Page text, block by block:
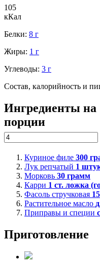
105
кКал
Белки: 8 г
Жиры: 1 г
Углеводы: 3 г
Состав, калорийность и
Ингредиенты на
порции
Куриное филе 300
Лук репчатый 1
Морковь 30 грамм
Карри 1 ст. ложка
Фасоль стручковая
Растительное масло
Приправы и специи
Приготовление